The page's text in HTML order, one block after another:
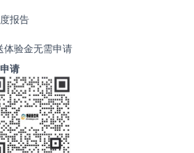
报告
体验金无需申请
请